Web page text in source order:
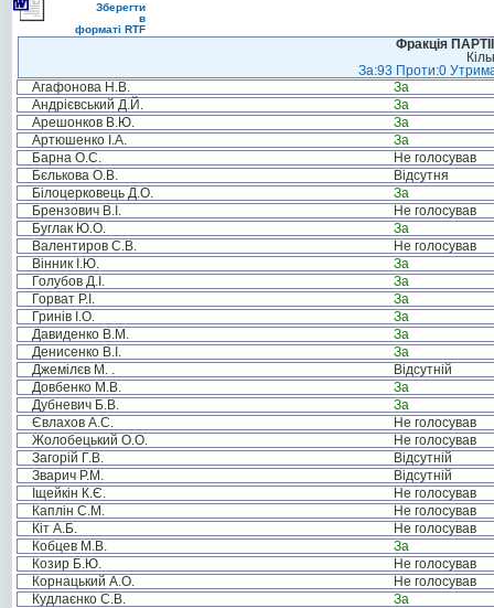
Зберегти
в
форматі RTF
Фракція
За:93 Проти:0
Агафонова Н.В.
За
Андрієвський Д.Й.
За
Арешонков В.Ю.
За
Артюшенко І.А.
За
Барна О.С.
Не голосував
Бєлькова О.В.
Відсутня
Білоцерковець Д.О.
За
Брензович В.І.
Не голосував
Буглак Ю.О.
За
Валентиров С.В.
Не голосував
Вінник І.Ю.
За
Голубов Д.І.
За
Горват Р.І.
За
Гринів І.О.
За
Давиденко В.М.
За
Денисенко В.І.
За
Джемілєв М. .
Відсутній
Довбенко М.В.
За
Дубневич Б.В.
За
Євлахов А.С.
Не голосував
Жолобецький О.О.
Не голосував
Загорій Г.В.
Відсутній
Зварич Р.М.
Відсутній
Іщейкін К.Є.
Не голосував
Каплін С.М.
Не голосував
Кіт А.Б.
Не голосував
Кобцев М.В.
За
Козир Б.Ю.
Не голосував
Корнацький А.О.
Не голосував
Кудлаєнко С.В.
За